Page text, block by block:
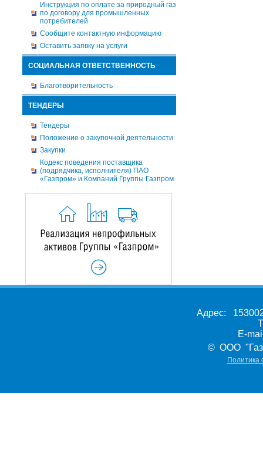
Инструкция по оплате за природный газ
по договору для промышленных
потребителей
Сообщите контактную информацию
Оставить заявку на услуги
СОЦИАЛЬНАЯ ОТВЕТСТВЕННОСТЬ
Благотворительность
ТЕНДЕРЫ
Тендеры
Положение о закупочной деятельности
Закупки
Кодекс поведения поставщика
(подрядчика, исполнителя) ПАО
«Газпром» и Компаний Группы Газпром
Адрес:
E-
© ООО
Политика